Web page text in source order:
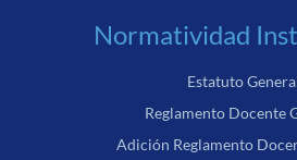
Normatividad
Estatuto
Reglamento Docente
Adición Reglamento